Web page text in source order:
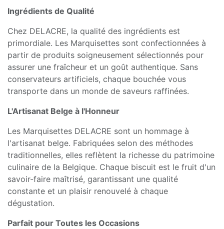
Ingrédients de Qualité
Chez DELACRE, la qualité des ingrédients est
primordiale. Les Marquisettes sont confectionnées à
partir de produits soigneusement sélectionnés pour
assurer une fraîcheur et un goût authentique. Sans
conservateurs artificiels, chaque bouchée vous
transporte dans un monde de saveurs raffinées.
L'Artisanat Belge à l'Honneur
Les Marquisettes DELACRE sont un hommage à
l'artisanat belge. Fabriquées selon des méthodes
traditionnelles, elles reflètent la richesse du patrimoine
culinaire de la Belgique. Chaque biscuit est le fruit d'un
savoir-faire maîtrisé, garantissant une qualité
constante et un plaisir renouvelé à chaque
dégustation.
Parfait pour Toutes les Occasions